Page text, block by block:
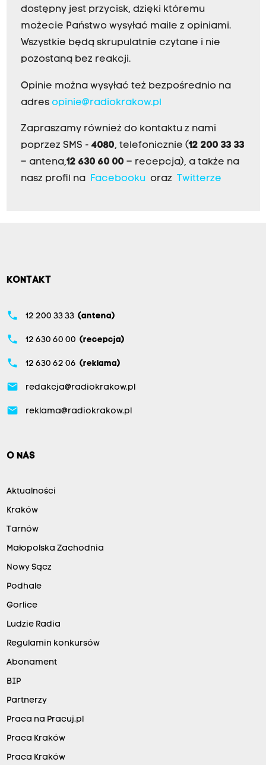
dostępny jest przycisk, dzięki któremu
możecie Państwo wysyłać maile z opiniami.
Wszystkie będą skrupulatnie czytane i nie
pozostaną bez reakcji.
Opinie można wysyłać też bezpośrednio na
adres opinie@radiokrakow.pl
Zapraszamy również do kontaktu z nami
poprzez SMS - 4080, telefonicznie (12 200 33 33
– antena,12 630 60 00 – recepcja), a także na
nasz profil na
Facebookuoraz Twitterze
KONTAKT
phone 12 200 33 33 (antena)
phone 12 630 60 00 (recepcja)
phone 12 630 62 06 (reklama)
email redakcja@radiokrakow.pl
email reklama@radiokrakow.pl
O NAS
Aktualności
Kraków
Tarnów
Małopolska Zachodnia
Nowy Sącz
Podhale
Gorlice
Ludzie Radia
Regulamin konkursów
Abonament
BIP
Partnerzy
Praca na Pracuj.pl
Praca Kraków
Praca Kraków